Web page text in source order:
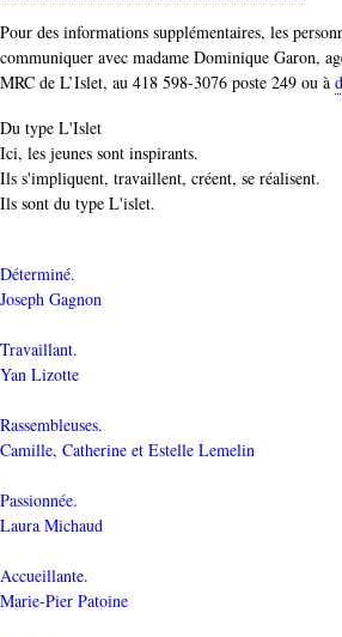
Pour des informations supplémentaires, les
communiquer avec madame Dominique Garon,
MRC de L’Islet, au 418 598-3076 poste 249 ou à
Du type L'Islet
Ici, les jeunes sont inspirants.
Ils s'impliquent, travaillent, créent, se réalisent.
Ils sont du type L'islet.
Déterminé.
Joseph Gagnon
Travaillant.
Yan Lizotte
Rassembleuses.
Camille, Catherine et Estelle Lemelin
Passionnée.
Laura Michaud
Accueillante.
Marie-Pier Patoine